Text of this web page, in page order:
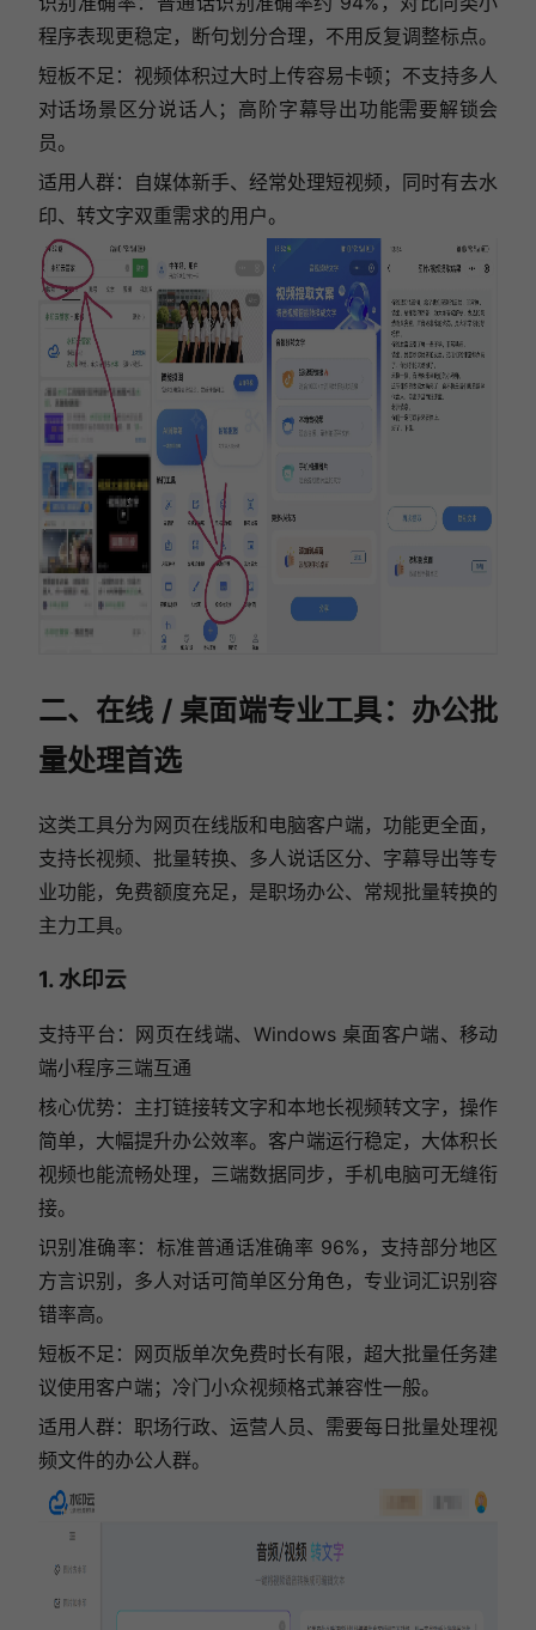
程序表现更稳定，断句划分合理，不用反复调整标点。
短板不足：视频体积过大时上传容易卡顿；不支持多人
对话场景区分说话人；高阶字幕导出功能需要解锁会
员。
适用人群：自媒体新手、经常处理短视频，同时有去水
印、转文字双重需求的用户。
二、在线 / 桌面端专业工具：办公批
量处理首选
这类工具分为网页在线版和电脑客户端，功能更全面，
支持长视频、批量转换、多人说话区分、字幕导出等专
业功能，免费额度充足，是职场办公、常规批量转换的
主力工具。
1. 水印云
支持平台：网页在线端、Windows 桌面客户端、移动
端小程序三端互通
核心优势：主打链接转文字和本地长视频转文字，操作
简单，大幅提升办公效率。客户端运行稳定，大体积长
视频也能流畅处理，三端数据同步，手机电脑可无缝衔
接。
识别准确率：标准普通话准确率 96%，支持部分地区
方言识别，多人对话可简单区分角色，专业词汇识别容
错率高。
短板不足：网页版单次免费时长有限，超大批量任务建
议使用客户端；冷门小众视频格式兼容性一般。
适用人群：职场行政、运营人员、需要每日批量处理视
频文件的办公人群。